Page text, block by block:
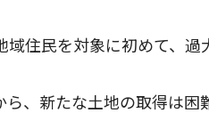
住民を対象に初めて、過
、新たな土地の取得は困